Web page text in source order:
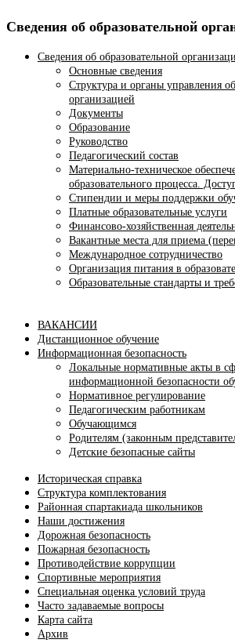
Сведения об образовательной
Сведения об образовательной
Основные сведения
Структура и органы управления
организацией
Документы
Образование
Руководство
Педагогический состав
Материально-техническое
образовательного процесса.
Стипендии и меры поддержки
Платные образовательные услуги
Финансово-хозяйственная
Вакантные места для приема
Международное сотрудничество
Организация питания в
Образовательные стандарты и
ВАКАНСИИ
Дистанционное обучение
Информационная безопасность
Локальные нормативные акты в
информационной безопасности
Нормативное регулирование
Педагогическим работникам
Обучающимся
Родителям (законным
Детские безопасные сайты
Историческая справка
Структура комплектования
Районная спартакиада школьников
Наши достижения
Дорожная безопасность
Пожарная безопасность
Противодействие коррупции
Спортивные мероприятия
Cпециальная оценка условий труда
Часто задаваемые вопросы
Карта сайта
Архив